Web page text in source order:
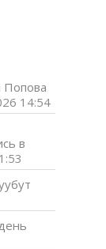
Попова
14:54
в